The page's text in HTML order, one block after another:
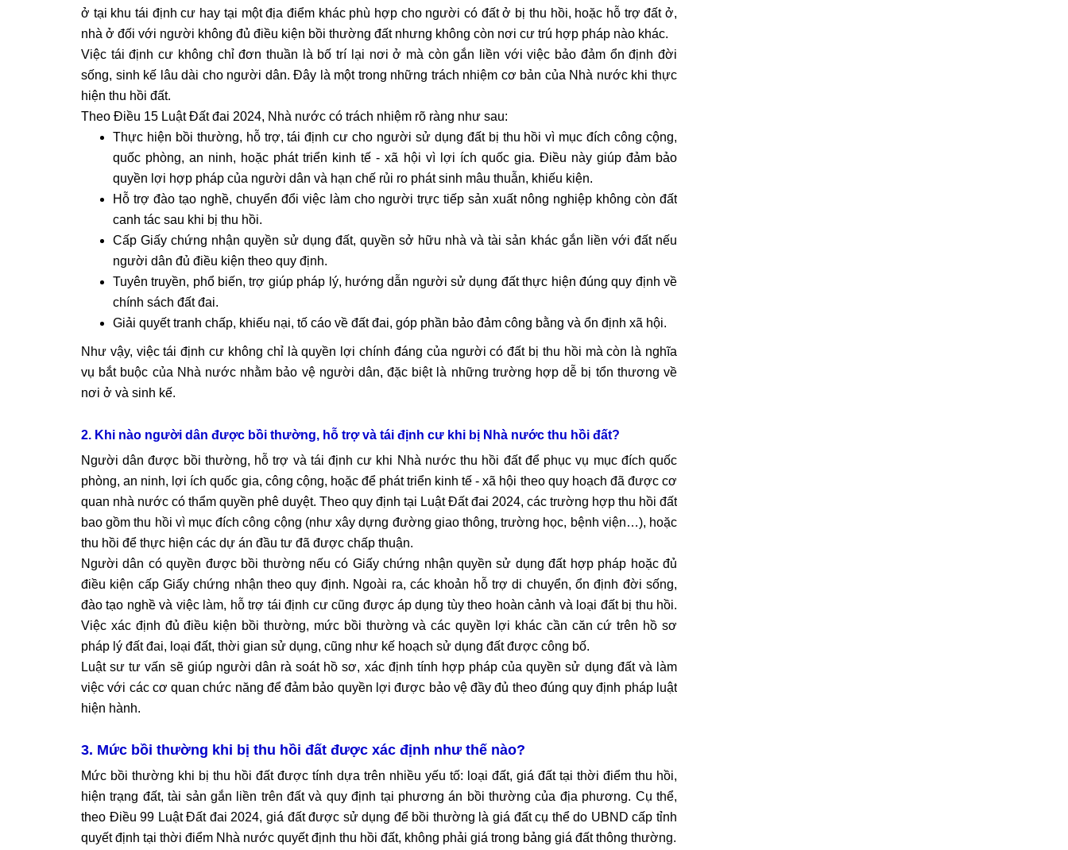
ở tại khu tái định cư hay tại một địa điểm khác phù hợp cho người có đất ở bị thu hồi, hoặc hỗ trợ đất ở,
nhà ở đối với người không đủ điều kiện bồi thường đất nhưng không còn nơi cư trú hợp pháp nào khác.
Việc tái định cư không chỉ đơn thuần là bố trí lại nơi ở mà còn gắn liền với việc bảo đảm ổn định đời
sống, sinh kế lâu dài cho người dân. Đây là một trong những trách nhiệm cơ bản của Nhà nước khi thực
hiện thu hồi đất.
Theo Điều 15 Luật Đất đai 2024, Nhà nước có trách nhiệm rõ ràng như sau:
Thực hiện bồi thường, hỗ trợ, tái định cư cho người sử dụng đất bị thu hồi vì mục đích công cộng,
quốc phòng, an ninh, hoặc phát triển kinh tế - xã hội vì lợi ích quốc gia. Điều này giúp đảm bảo
quyền lợi hợp pháp của người dân và hạn chế rủi ro phát sinh mâu thuẫn, khiếu kiện.
Hỗ trợ đào tạo nghề, chuyển đổi việc làm cho người trực tiếp sản xuất nông nghiệp không còn đất
canh tác sau khi bị thu hồi.
Cấp Giấy chứng nhận quyền sử dụng đất, quyền sở hữu nhà và tài sản khác gắn liền với đất nếu
người dân đủ điều kiện theo quy định.
Tuyên truyền, phổ biến, trợ giúp pháp lý, hướng dẫn người sử dụng đất thực hiện đúng quy định về
chính sách đất đai.
Giải quyết tranh chấp, khiếu nại, tố cáo về đất đai, góp phần bảo đảm công bằng và ổn định xã hội.
Như vậy, việc tái định cư không chỉ là quyền lợi chính đáng của người có đất bị thu hồi mà còn là nghĩa
vụ bắt buộc của Nhà nước nhằm bảo vệ người dân, đặc biệt là những trường hợp dễ bị tổn thương về
nơi ở và sinh kế.
2. Khi nào người dân được bồi thường, hỗ trợ và tái định cư khi bị Nhà nước thu hồi đất?
Người dân được bồi thường, hỗ trợ và tái định cư khi Nhà nước thu hồi đất để phục vụ mục đích quốc
phòng, an ninh, lợi ích quốc gia, công cộng, hoặc để phát triển kinh tế - xã hội theo quy hoạch đã được cơ
quan nhà nước có thẩm quyền phê duyệt. Theo quy định tại Luật Đất đai 2024, các trường hợp thu hồi đất
bao gồm thu hồi vì mục đích công cộng (như xây dựng đường giao thông, trường học, bệnh viện…), hoặc
thu hồi để thực hiện các dự án đầu tư đã được chấp thuận.
Người dân có quyền được bồi thường nếu có Giấy chứng nhận quyền sử dụng đất hợp pháp hoặc đủ
điều kiện cấp Giấy chứng nhận theo quy định. Ngoài ra, các khoản hỗ trợ di chuyển, ổn định đời sống,
đào tạo nghề và việc làm, hỗ trợ tái định cư cũng được áp dụng tùy theo hoàn cảnh và loại đất bị thu hồi.
Việc xác định đủ điều kiện bồi thường, mức bồi thường và các quyền lợi khác cần căn cứ trên hồ sơ
pháp lý đất đai, loại đất, thời gian sử dụng, cũng như kế hoạch sử dụng đất được công bố.
Luật sư tư vấn sẽ giúp người dân rà soát hồ sơ, xác định tính hợp pháp của quyền sử dụng đất và làm
việc với các cơ quan chức năng để đảm bảo quyền lợi được bảo vệ đầy đủ theo đúng quy định pháp luật
hiện hành.
3. Mức bồi thường khi bị thu hồi đất được xác định như thế nào?
Mức bồi thường khi bị thu hồi đất được tính dựa trên nhiều yếu tố: loại đất, giá đất tại thời điểm thu hồi,
hiện trạng đất, tài sản gắn liền trên đất và quy định tại phương án bồi thường của địa phương. Cụ thể,
theo Điều 99 Luật Đất đai 2024, giá đất được sử dụng để bồi thường là giá đất cụ thể do UBND cấp tỉnh
quyết định tại thời điểm Nhà nước quyết định thu hồi đất, không phải giá trong bảng giá đất thông thường.